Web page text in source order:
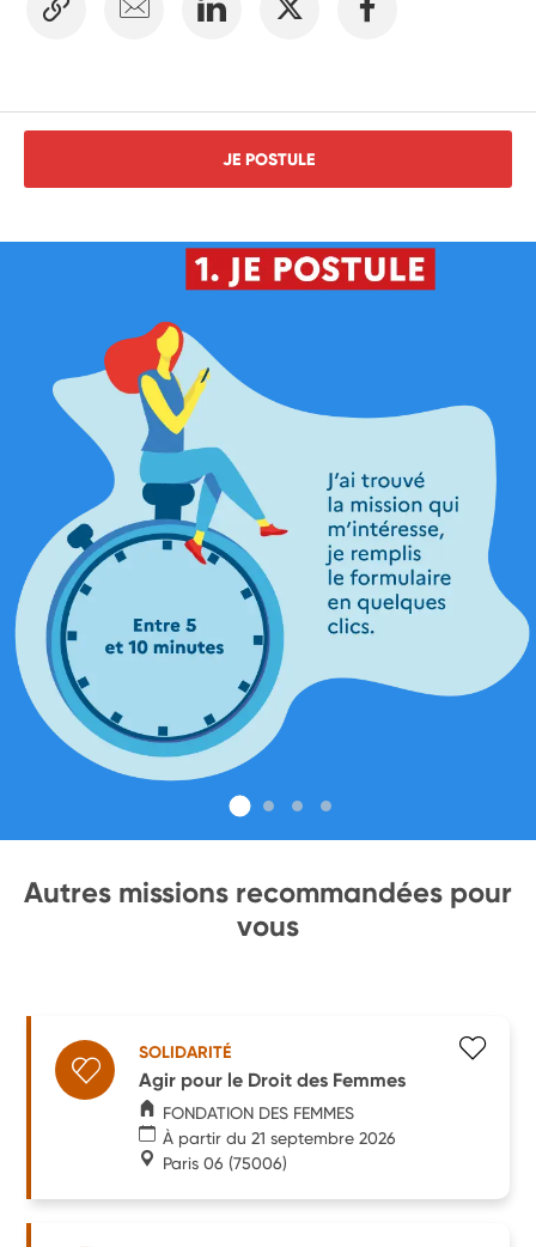
JE POSTULE
Autres missions recommandées pour
vous
SOLIDARITÉ
Agir pour le Droit des Femmes
FONDATION DES FEMMES
À partir du 21 septembre 2026
Paris 06 (75006)